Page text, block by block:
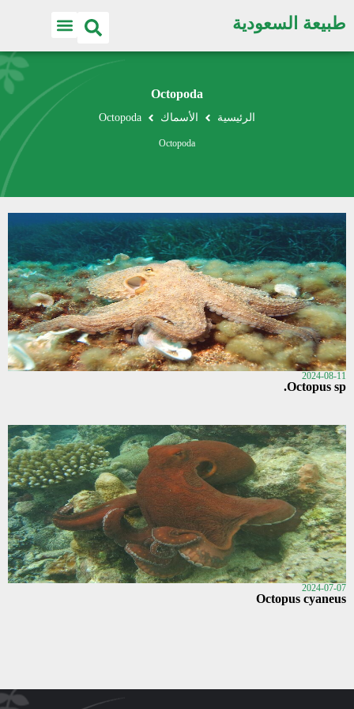
طبيعة السعودية
Octopoda
الرئيسية الأسماك Octopoda
Octopoda
2024-08-11
Octopus sp.
2024-07-07
Octopus cyaneus